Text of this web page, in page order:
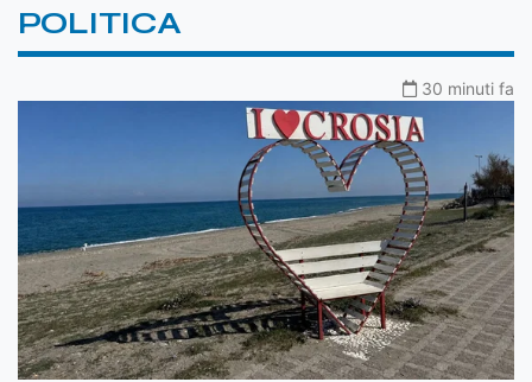
POLITICA
30 minuti fa